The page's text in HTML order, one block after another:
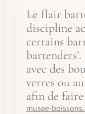
Le flair
discipline
certains
avec des
verres ou
afin de
musee-